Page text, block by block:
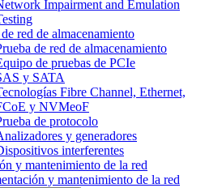
Impairment and Emulation
red de almacenamiento
de red de almacenamiento
de pruebas de PCIe
y SATA
Fibre Channel, Ethernet,
y NVMeoF
de protocolo
y generadores
interferentes
y mantenimiento de la red
y mantenimiento de la red